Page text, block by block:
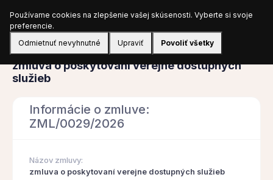
Prihlásiť sa
Zmluva
zmluva o poskytovaní verejne dostupných
služieb
Informácie o zmluve:
ZML/0029/2026
Názov zmluvy:
zmluva o poskytovaní verejne dostupných služieb
Používame cookies na zlepšenie vašej skúsenosti. Vyberte si svoje
preferencie.
Odmietnuť nevyhnutné
Upraviť Povoliť všetky